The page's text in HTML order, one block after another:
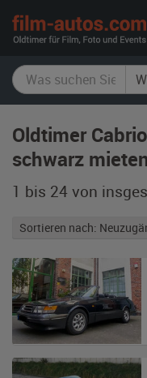
Oldtimer
schwarz
1 bis 24 von
Sortieren nach: